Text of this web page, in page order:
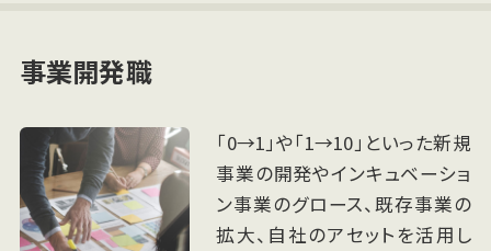
事業開発職
「0→1」や「1→10」といった新規
事業の開発やインキュベーショ
ン事業のグロース、既存事業の
拡大、自社のアセットを活用し